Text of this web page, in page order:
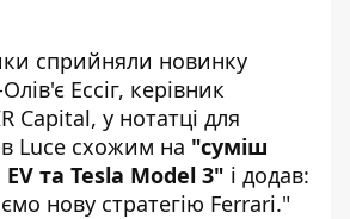
сприйняли новинку
Ессіг, керівник
Capital, у нотатці для
Luce схожим на "суміш
та Tesla Model 3" і додав:
нову стратегію Ferrari."